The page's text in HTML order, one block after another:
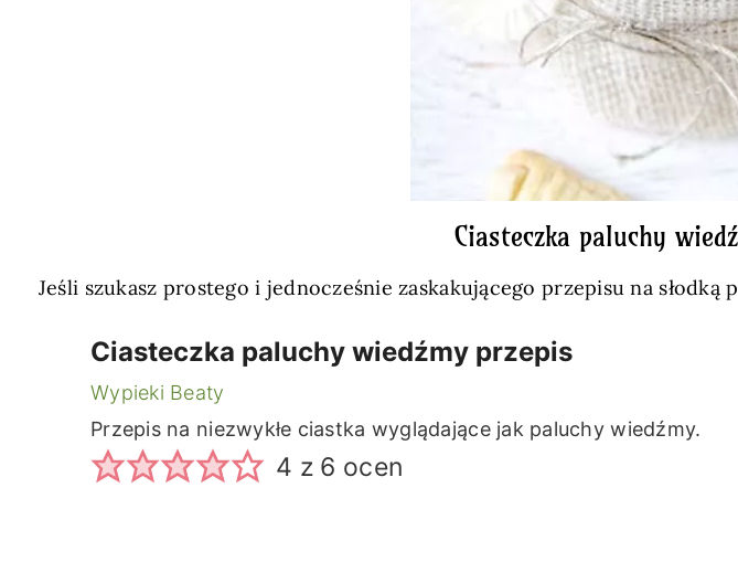
Ciasteczka paluchy
Jeśli szukasz prostego i jednocześnie zaskakującego przepisu na
Ciasteczka paluchy wiedźmy przepis
Wypieki Beaty
Przepis na niezwykłe ciastka wyglądające jak paluchy wiedźmy.
4 z 6 ocen